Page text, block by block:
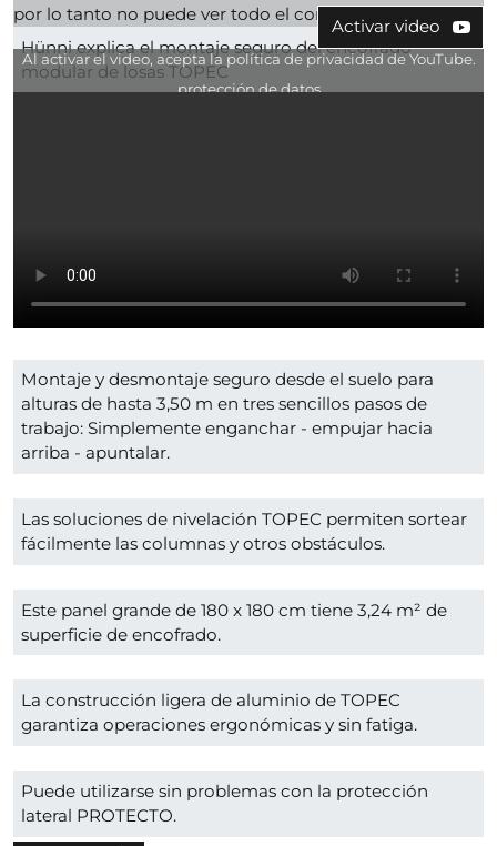
Activar video
Al activar el video, acepta la política de privacidad de YouTube.
protección de datos
por lo tanto no puede ver todo el contenido.
Hünni explica el montaje seguro del encofrado
modular de losas TOPEC
Montaje y desmontaje seguro desde el suelo para
alturas de hasta 3,50 m en tres sencillos pasos de
trabajo: Simplemente enganchar - empujar hacia
arriba - apuntalar.
Las soluciones de nivelación TOPEC permiten sortear
fácilmente las columnas y otros obstáculos.
Este panel grande de 180 x 180 cm tiene 3,24 m² de
superficie de encofrado.
La construcción ligera de aluminio de TOPEC
garantiza operaciones ergonómicas y sin fatiga.
Puede utilizarse sin problemas con la protección
lateral PROTECTO.